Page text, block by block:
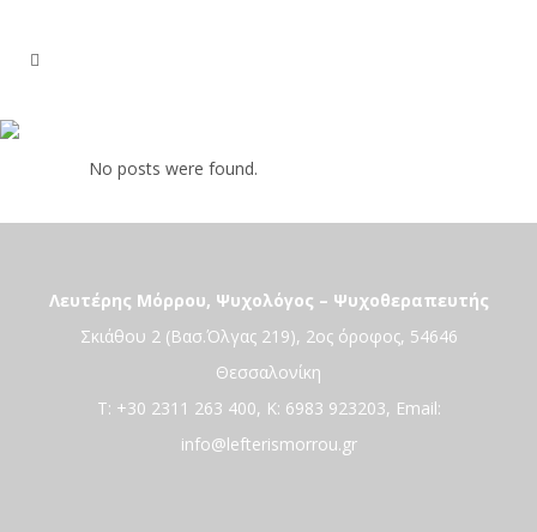
No posts were found.
Λευτέρης Μόρρου, Ψυχολόγος – Ψυχοθεραπευτής
Σκιάθου 2 (Βασ.Όλγας 219), 2ος όροφος, 54646
Θεσσαλονίκη
T: +30 2311 263 400, K: 6983 923203, Email:
info@lefterismorrou.gr